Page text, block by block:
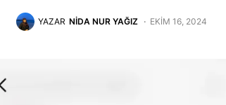
YAZAR NIDA NUR YAĞIZ EKIM 16, 2024